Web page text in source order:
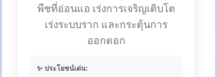
พืชที่อ่อนแอ เร่งการเจริญเติบโต
เร่งระบบราก และกระตุ้นการ
ออกดอก
✨ ประโยชน์เด่น: